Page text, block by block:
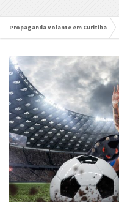
Propaganda Volante em Curitiba